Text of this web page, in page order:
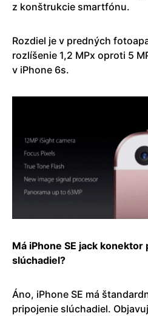
z konštrukcie smartfónu.
Rozdiel je v predných
rozlíšenie 1,2 MPx oproti 5
v iPhone 6s.
Má iPhone SE jack
slúchadiel?
Áno, iPhone SE má
pripojenie slúchadiel.